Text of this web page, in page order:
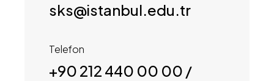
sks@istanbul.edu.tr
Telefon
+90 212 440 00 00 /